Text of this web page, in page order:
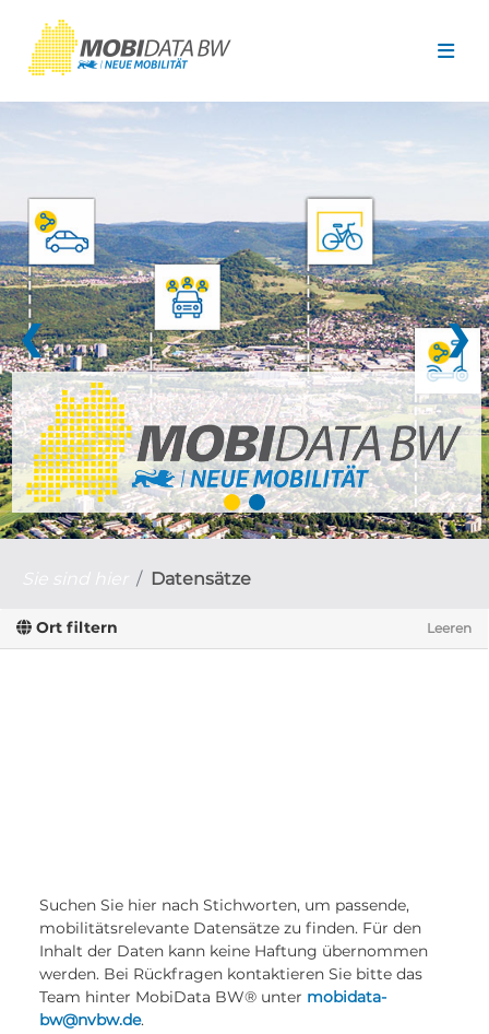
❮ ❯
Datensätze
Ort filtern Leeren
Suchen Sie hier nach Stichworten, um passende,
mobilitätsrelevante Datensätze zu finden. Für den
Inhalt der Daten kann keine Haftung übernommen
werden. Bei Rückfragen kontaktieren Sie bitte das
Team hinter MobiData BW® unter mobidata-
bw@nvbw.de.